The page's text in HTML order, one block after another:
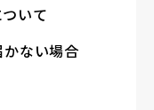
いて
ない場合